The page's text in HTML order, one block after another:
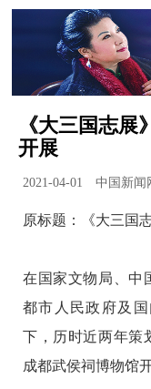
《大三国志
开展
2021-04-01 中国新闻
原标题：《大三国
在国家文物局、中
都市人民政府及
下，历时近两年策
成都武侯祠博物馆开